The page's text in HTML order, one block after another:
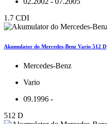
1.7 CDI
Akumulator do Mercedes-Benz Vario 512 D
Mercedes-Benz
Vario
09.1996 -
512 D